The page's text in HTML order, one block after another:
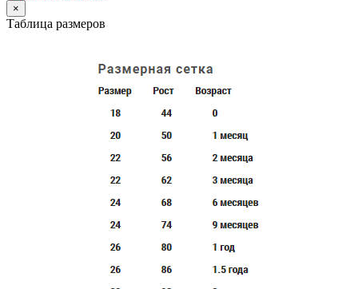
×
Таблица размеров